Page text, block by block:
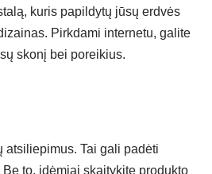
kuris papildytų jūsų erdvės
Pirkdami internetu, galite
skonį bei poreikius.
atsiliepimus. Tai gali padėti
to, įdėmiai skaitykite produkto